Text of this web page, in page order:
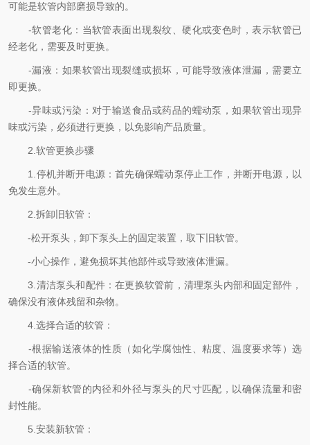
可能是软管内部磨损导致的。
-软管老化：当软管表面出现裂纹、硬化或变色时，表示软管已
经老化，需要及时更换。
-漏液：如果软管出现裂缝或损坏，可能导致液体泄漏，需要立
即更换。
-异味或污染：对于输送食品或药品的蠕动泵，如果软管出现异
味或污染，必须进行更换，以免影响产品质量。
2.软管更换步骤
1.停机并断开电源：首先确保蠕动泵停止工作，并断开电源，以
免发生意外。
2.拆卸旧软管：
-松开泵头，卸下泵头上的固定装置，取下旧软管。
-小心操作，避免损坏其他部件或导致液体泄漏。
3.清洁泵头和配件：在更换软管前，清理泵头内部和固定部件，
确保没有液体残留和杂物。
4.选择合适的软管：
-根据输送液体的性质（如化学腐蚀性、粘度、温度要求等）选
择合适的软管。
-确保新软管的内径和外径与泵头的尺寸匹配，以确保流量和密
封性能。
5.安装新软管：